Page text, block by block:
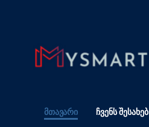
Მთავარი Ჩვენს Შესახებ